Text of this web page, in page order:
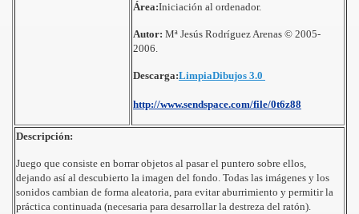
Área:Iniciación al ordenador.
Autor: Mª Jesús Rodríguez Arenas © 2005-
2006.
Descarga:LimpiaDibujos 3.0
http://www.sendspace.com/file/0t6z88
Descripción:
Juego que consiste en borrar objetos al pasar el puntero sobre ellos,
dejando así al descubierto la imagen del fondo. Todas las imágenes y los
sonidos cambian de forma aleatoria, para evitar aburrimiento y permitir la
práctica continuada (necesaria para desarrollar la destreza del ratón).